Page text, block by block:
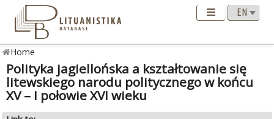
Home
Polityka jagiellońska a kształtowanie się
litewskiego narodu politycznego w końcu
XV – I połowie XVI wieku